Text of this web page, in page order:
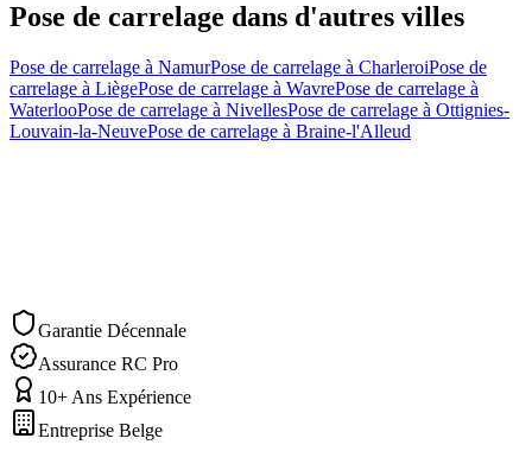
Pose de carrelage dans d'autres villes
Pose de carrelage à NamurPose de carrelage à CharleroiPose de
carrelage à LiègePose de carrelage à WavrePose de carrelage à
WaterlooPose de carrelage à NivellesPose de carrelage à Ottignies-
Louvain-la-NeuvePose de carrelage à Braine-l'Alleud
Demander un devis
Garantie Décennale
Assurance RC Pro
10+ Ans Expérience
Entreprise Belge